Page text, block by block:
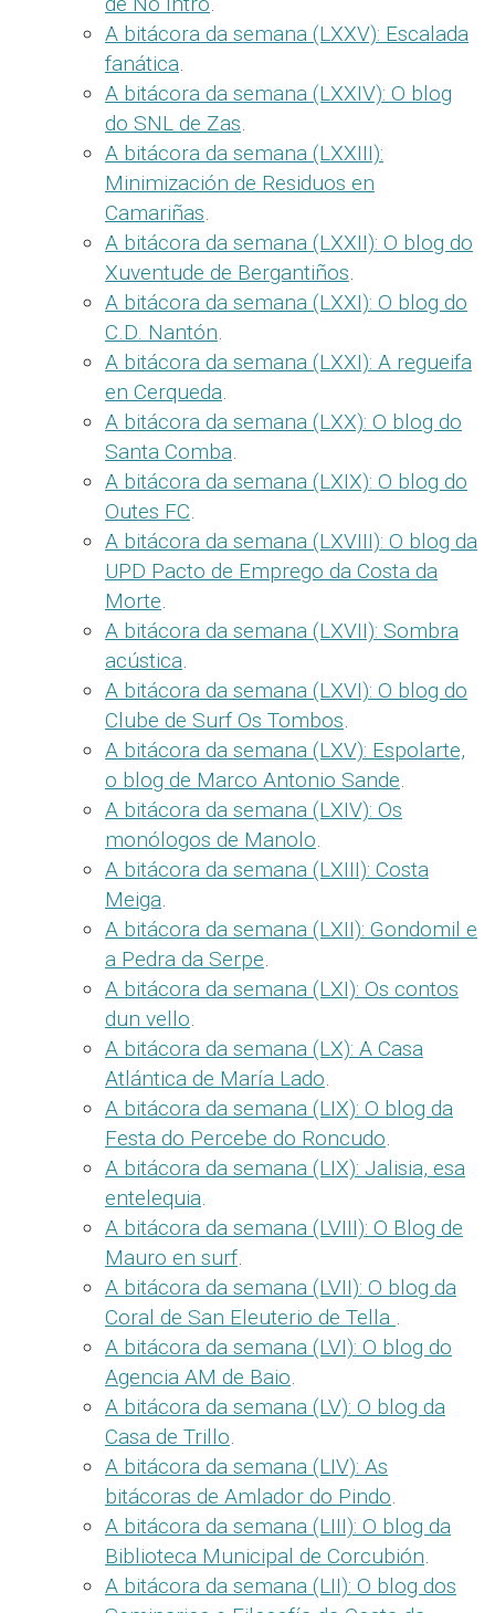
A bitácora da semana (LXXV): Escalada
fanática.
A bitácora da semana (LXXIV): O blog
do SNL de Zas.
A bitácora da semana (LXXIII):
Minimización de Residuos en
Camariñas.
A bitácora da semana (LXXII): O blog do
Xuventude de Bergantiños.
A bitácora da semana (LXXI): O blog do
C.D. Nantón.
A bitácora da semana (LXXI): A regueifa
en Cerqueda.
A bitácora da semana (LXX): O blog do
Santa Comba.
A bitácora da semana (LXIX): O blog do
Outes FC.
A bitácora da semana (LXVIII): O blog da
UPD Pacto de Emprego da Costa da
Morte.
A bitácora da semana (LXVII): Sombra
acústica.
A bitácora da semana (LXVI): O blog do
Clube de Surf Os Tombos.
A bitácora da semana (LXV): Espolarte,
o blog de Marco Antonio Sande.
A bitácora da semana (LXIV): Os
monólogos de Manolo.
A bitácora da semana (LXIII): Costa
Meiga.
A bitácora da semana (LXII): Gondomil e
a Pedra da Serpe.
A bitácora da semana (LXI): Os contos
dun vello.
A bitácora da semana (LX): A Casa
Atlántica de María Lado.
A bitácora da semana (LIX): O blog da
Festa do Percebe do Roncudo.
A bitácora da semana (LIX): Jalisia, esa
entelequia.
A bitácora da semana (LVIII): O Blog de
Mauro en surf.
A bitácora da semana (LVII): O blog da
Coral de San Eleuterio de Tella .
A bitácora da semana (LVI): O blog do
Agencia AM de Baio.
A bitácora da semana (LV): O blog da
Casa de Trillo.
A bitácora da semana (LIV): As
bitácoras de Amlador do Pindo.
A bitácora da semana (LIII): O blog da
Biblioteca Municipal de Corcubión.
A bitácora da semana (LII): O blog dos